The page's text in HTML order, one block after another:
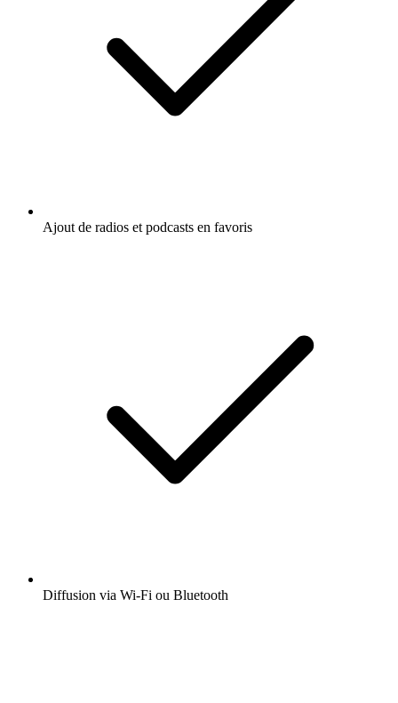
Ajout de radios et podcasts en favoris
Diffusion via Wi-Fi ou Bluetooth